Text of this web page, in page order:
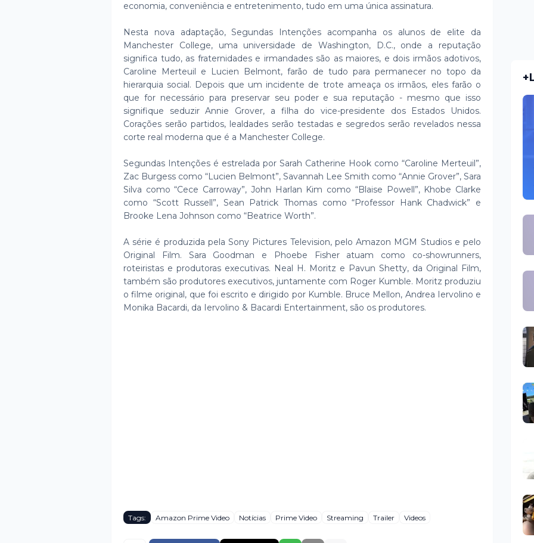
economia, conveniência e entretenimento, tudo em uma única assinatura.
Nesta nova adaptação, Segundas Intenções acompanha os alunos de elite da
Manchester College, uma universidade de Washington, D.C., onde a reputação
significa tudo, as fraternidades e irmandades são as maiores, e dois irmãos adotivos,
Caroline Merteuil e Lucien Belmont, farão de tudo para permanecer no topo da
hierarquia social. Depois que um incidente de trote ameaça os irmãos, eles farão o
que for necessário para preservar seu poder e sua reputação - mesmo que isso
signifique seduzir Annie Grover, a filha do vice-presidente dos Estados Unidos.
Corações serão partidos, lealdades serão testadas e segredos serão revelados nessa
corte real moderna que é a Manchester College.
Segundas Intenções é estrelada por Sarah Catherine Hook como “Caroline Merteuil”,
Zac Burgess como “Lucien Belmont”, Savannah Lee Smith como “Annie Grover”, Sara
Silva como “Cece Carroway”, John Harlan Kim como “Blaise Powell”, Khobe Clarke
como “Scott Russell”, Sean Patrick Thomas como “Professor Hank Chadwick” e
Brooke Lena Johnson como “Beatrice Worth”.
A série é produzida pela Sony Pictures Television, pelo Amazon MGM Studios e pelo
Original Film. Sara Goodman e Phoebe Fisher atuam como co-showrunners,
roteiristas e produtoras executivas. Neal H. Moritz e Pavun Shetty, da Original Film,
também são produtores executivos, juntamente com Roger Kumble. Moritz produziu
o filme original, que foi escrito e dirigido por Kumble. Bruce Mellon, Andrea Iervolino e
Monika Bacardi, da Iervolino & Bacardi Entertainment, são os produtores.
Tags: Amazon Prime Video Notícias Prime Video Streaming Trailer Videos